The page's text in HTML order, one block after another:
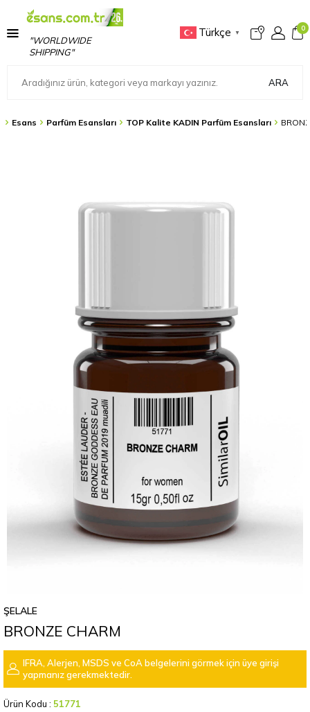
"WORLDWIDE
SHIPPING"
Türkçe ▼
0
ARA
Esans Parfüm Esansları TOP Kalite KADIN Parfüm Esansları
ŞELALE
BRONZE CHARM
IFRA, Alerjen, MSDS ve CoA belgelerini görmek için üye girişi
yapmanız gerekmektedir.
Ürün Kodu : 51771